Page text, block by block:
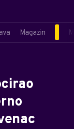
Magazin